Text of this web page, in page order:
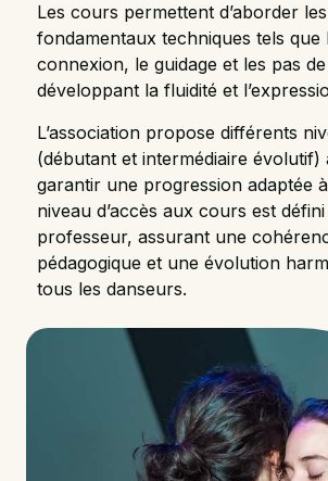
Les cours permettent d’aborder les
fondamentaux techniques tels
connexion, le guidage et les pas
développant la fluidité et
L’association propose différents
(débutant et intermédiaire évolutif)
garantir une progression adaptée
niveau d’accès aux cours est
professeur, assurant une
pédagogique et une évolution
tous les danseurs.